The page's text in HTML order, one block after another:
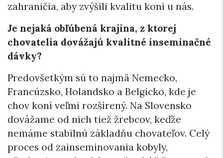
zahraničia, aby zvýšili kvalitu koní u nás.
Je nejaká obľúbená krajina, z ktorej
chovatelia dovážajú kvalitné inseminačné
dávky?
Predovšetkým sú to najmä Nemecko,
Francúzsko, Holandsko a Belgicko, kde je
chov koní veľmi rozšírený. Na Slovensko
dovážame od nich tiež žrebcov, keďže
nemáme stabilnú základňu chovateľov. Celý
proces od zainseminovania kobyly,